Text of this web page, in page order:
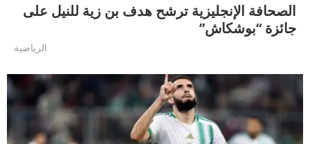
الصحافة الإنجليزية ترشح هدف بن زية للنيل على
جائزة “بوشكاش”
الرياضية